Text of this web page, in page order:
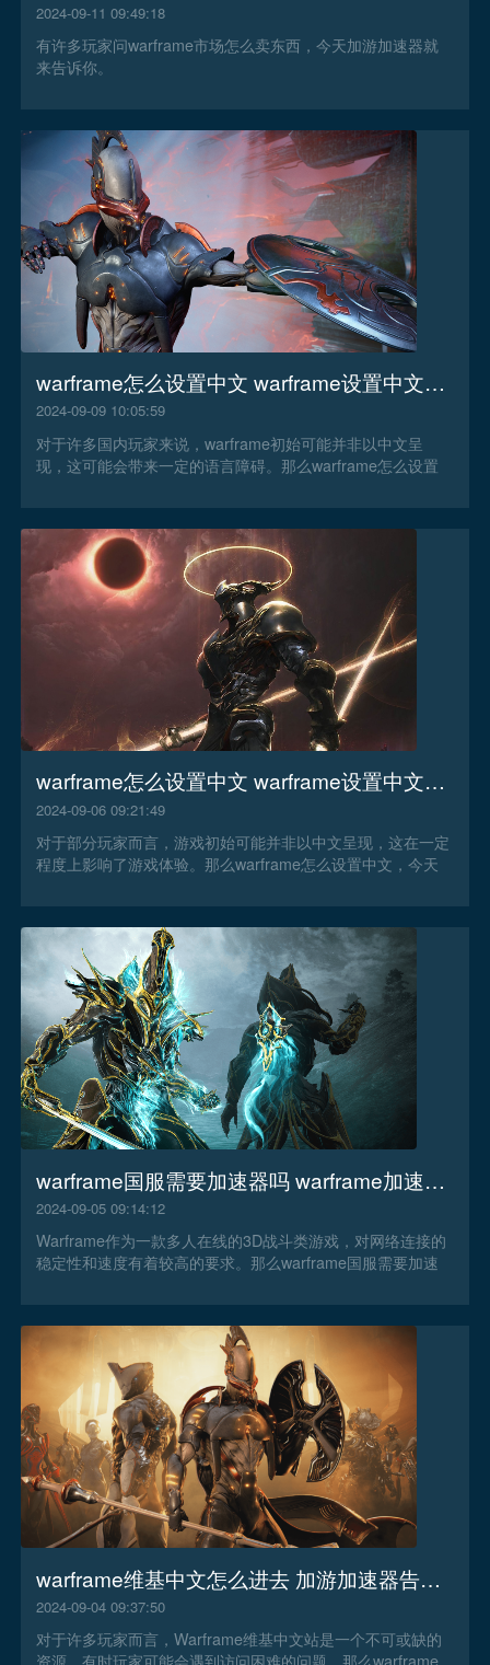
2024-09-11 09:49:18
有许多玩家问warframe市场怎么卖东西，今天加游加速器就
来告诉你。
warframe怎么设置中文 warframe设置中文方法
2024-09-09 10:05:59
对于许多国内玩家来说，warframe初始可能并非以中文呈
现，这可能会带来一定的语言障碍。那么warframe怎么设置
warframe怎么设置中文 warframe设置中文教程
2024-09-06 09:21:49
对于部分玩家而言，游戏初始可能并非以中文呈现，这在一定
程度上影响了游戏体验。那么warframe怎么设置中文，今天
warframe国服需要加速器吗 warframe加速器推荐
2024-09-05 09:14:12
Warframe作为一款多人在线的3D战斗类游戏，对网络连接的
稳定性和速度有着较高的要求。那么warframe国服需要加速
warframe维基中文怎么进去 加游加速器告诉你
2024-09-04 09:37:50
对于许多玩家而言，Warframe维基中文站是一个不可或缺的